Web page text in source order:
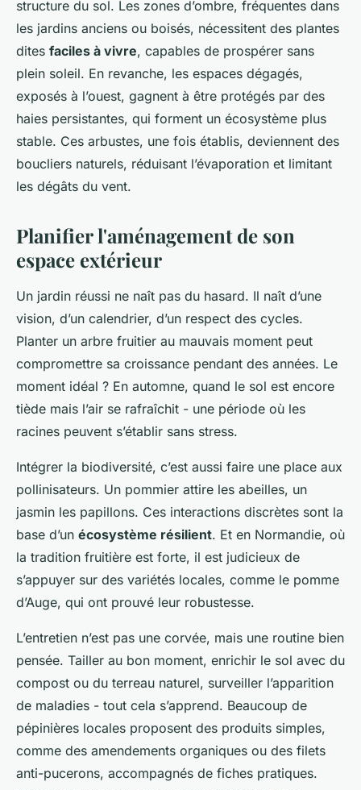
structure du sol. Les zones d’ombre, fréquentes dans
les jardins anciens ou boisés, nécessitent des plantes
dites faciles à vivre, capables de prospérer sans
plein soleil. En revanche, les espaces dégagés,
exposés à l’ouest, gagnent à être protégés par des
haies persistantes, qui forment un écosystème plus
stable. Ces arbustes, une fois établis, deviennent des
boucliers naturels, réduisant l’évaporation et limitant
les dégâts du vent.
Planifier l'aménagement de son
espace extérieur
Un jardin réussi ne naît pas du hasard. Il naît d’une
vision, d’un calendrier, d’un respect des cycles.
Planter un arbre fruitier au mauvais moment peut
compromettre sa croissance pendant des années. Le
moment idéal ? En automne, quand le sol est encore
tiède mais l’air se rafraîchit - une période où les
racines peuvent s’établir sans stress.
Intégrer la biodiversité, c’est aussi faire une place aux
pollinisateurs. Un pommier attire les abeilles, un
jasmin les papillons. Ces interactions discrètes sont la
base d’un écosystème résilient. Et en Normandie, où
la tradition fruitière est forte, il est judicieux de
s’appuyer sur des variétés locales, comme le pomme
d’Auge, qui ont prouvé leur robustesse.
L’entretien n’est pas une corvée, mais une routine bien
pensée. Tailler au bon moment, enrichir le sol avec du
compost ou du terreau naturel, surveiller l’apparition
de maladies - tout cela s’apprend. Beaucoup de
pépinières locales proposent des produits simples,
comme des amendements organiques ou des filets
anti-pucerons, accompagnés de fiches pratiques.